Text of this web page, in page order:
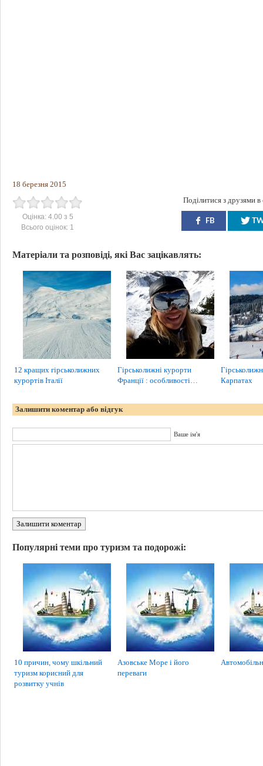
18 березня 2015
Оцінка: 4.00 з 5
Всього оцінок: 1
Поділитися з друзями
FB
Матеріали та розповіді, які Вас зацікавлять:
12 кращих гірськолижних
курортів Італії
Гірськолижні курорти
Франції : особливості…
Карпатах
Залишити коментар або відгук
Ваше ім'я
Залишити коментар
Популярні теми про туризм та подорожі:
10 причин, чому шкільний
туризм корисний для
розвитку учнів
Азовське Море і його
переваги